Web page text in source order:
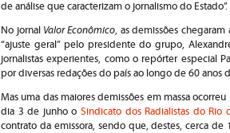
de análise que caracterizam o jornalismo do Estado”.
No jornal Valor Econômico, as demissões
“ajuste geral” pelo presidente do grupo,
jornalistas experientes, como o repórter especial
por diversas redações do país ao longo de 60 anos
Mas uma das maiores demissões em massa
dia 3 de junho o Sindicato dos Radialistas do Rio
contrato da emissora, sendo que, destes, cerca de